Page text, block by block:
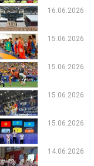
16.06.2026
15.06.2026
15.06.2026
15.06.2026
15.06.2026
14.06.2026